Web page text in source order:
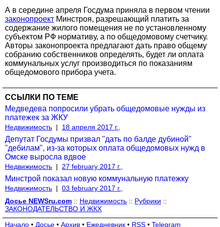
А в середине апреля Госдума приняла в первом чтении
законопроект Минстроя, разрешающий платить за
содержание жилого помещения не по установленному
субъектом РФ нормативу, а по общедомовому счетчику.
Авторы законопроекта предлагают дать право общему
собранию собственников определять, будет ли оплата
коммунальных услуг производиться по показаниям
общедомового прибора учета.
ССЫЛКИ ПО ТЕМЕ
Медведева попросили убрать общедомовые нужды из
платежек за ЖКУ
Недвижимость | 18 апреля 2017 г.,
Депутат Госдумы призвал "дать по балде дубиной"
"дебилам", из-за которых оплата общедомовых нужд в
Омске выросла вдвое
Недвижимость | 27 february 2017 г.,
Минстрой показал новую коммунальную платежку
Недвижимость | 03 february 2017 г.,
Досье NEWSru.com :: Недвижимость :: Рубрики ::
ЗАКОНОДАТЕЛЬСТВО И ЖКХ
Начало • Досье • Архив • Ежедневник • RSS • Telegram